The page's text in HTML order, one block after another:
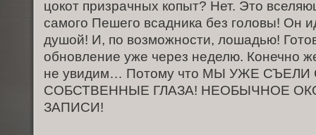
цокот призрачных копыт? Нет. Это
самого Пешего всадника без головы! Он
душой! И, по возможности, лошадью!
обновление уже через неделю. Конечно
не увидим… Потому что МЫ УЖЕ
СОБСТВЕННЫЕ ГЛАЗА! НЕОБЫЧНОЕ
ЗАПИСИ!